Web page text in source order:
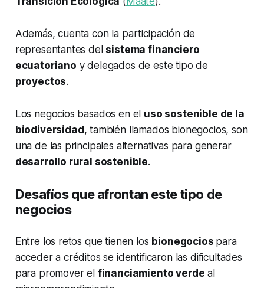
Además, cuenta con la participación de
representantes del sistema financiero
ecuatoriano y delegados de este tipo de
proyectos.
Los negocios basados en el uso sostenible de la
biodiversidad , también llamados bionegocios, son
una de las principales alternativas para generar
desarrollo rural sostenible.
Desafíos que afrontan este tipo de
negocios
Entre los retos que tienen los bionegocios para
acceder a créditos se identificaron las dificultades
para promover el financiamiento verde al